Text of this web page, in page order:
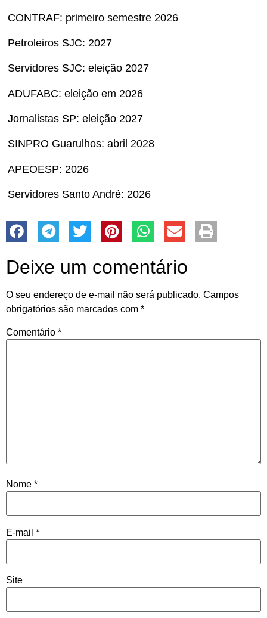
CONTRAF: primeiro semestre 2026
Petroleiros SJC: 2027
Servidores SJC: eleição 2027
ADUFABC: eleição em 2026
Jornalistas SP: eleição 2027
SINPRO Guarulhos: abril 2028
APEOESP: 2026
Servidores Santo André: 2026
Deixe um comentário
O seu endereço de e-mail não será publicado. Campos
obrigatórios são marcados com *
Comentário *
Nome *
E-mail *
Site